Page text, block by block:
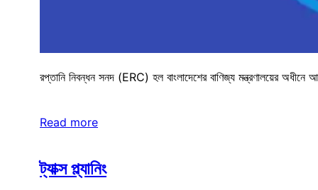
রপ্তানি নিবন্ধন সনদ (ERC) হল বাংলাদেশের বাণিজ্য মন্ত্রণালয়ের
Read more
ট্যাক্স প্ল্যানিং